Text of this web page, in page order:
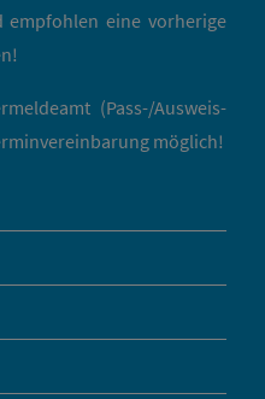
empfohlen eine vorherige
(Pass-/Ausweis-
möglich!